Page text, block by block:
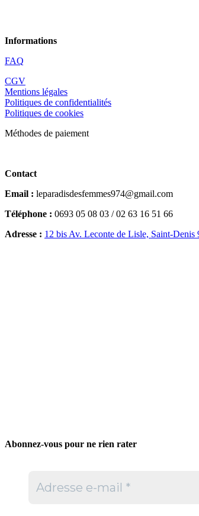
Informations
FAQ
CGV
Mentions légales
Politiques de confidentialités
Politiques de cookies
Méthodes de paiement
Contact
Email : leparadisdesfemmes974@gmail.com
Téléphone : 0693 05 08 03 / 02 63 16 51 66
Adresse : 12 bis Av. Leconte de Lisle, Saint-Denis
Abonnez-vous pour ne rien rater